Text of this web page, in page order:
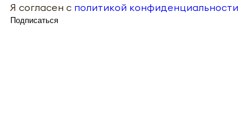
Я согласен с политикой конфиденциальности
Подписаться